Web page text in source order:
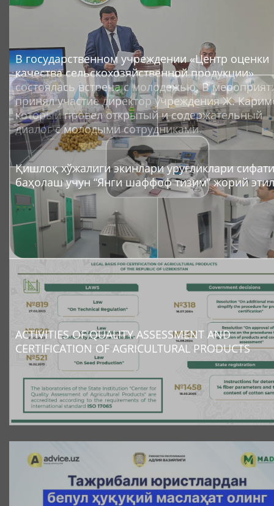
В государственном учреждении «Центр оценки
качества сельскохозяйственной продукции»
состоялась встреча с молодежью. В
принял участие директор учреждения Ж.
который провел открытый и содержательный
диалог с молодыми сотрудниками.
Қишлоқ хўжалиги экинлари уруғликлари
баҳолаш учун “Янги шаффоф тизим” жорий
ACTIVITIES OF QUALITY ASSESSMENT AND
CERTIFICATION OF AGRICULTURAL PRODUCTS